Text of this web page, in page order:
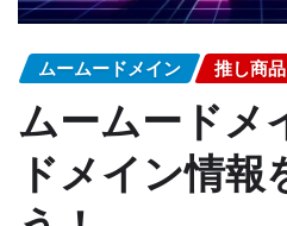
ムームードメイン 推し商
ムームードメ
ドメイン情報